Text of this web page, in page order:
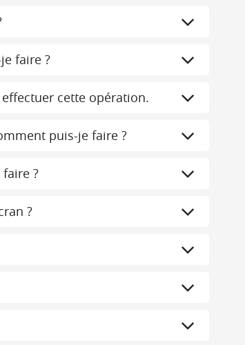
faire ?
cette opération.
puis-je faire ?
?
?